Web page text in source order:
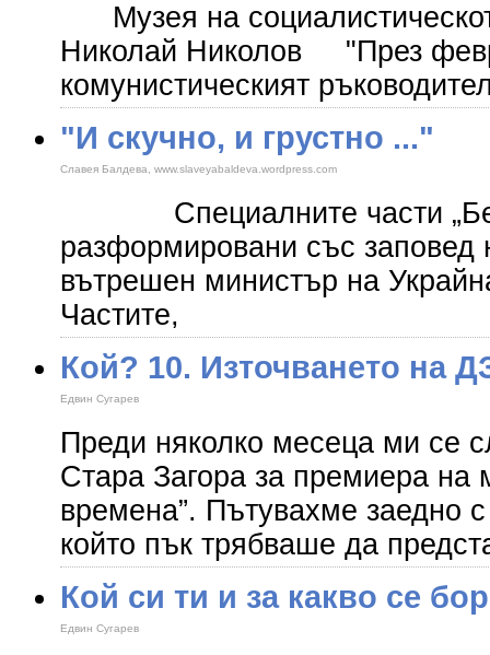
Музея на
Николай Николов "През
комунистическият
"И скучно, и грустно ..."
Славея Балдева, www.slaveyabaldeva.wordpress.com
Специалните части
разформировани със заповед
вътрешен министър на
Частите,
Кой? 10. Източването на
Едвин Сугарев
Преди няколко месеца ми се
Стара Загора за премиера на
времена”. Пътувахме заедно
който пък трябваше да
Кой си ти и за какво се
Едвин Сугарев